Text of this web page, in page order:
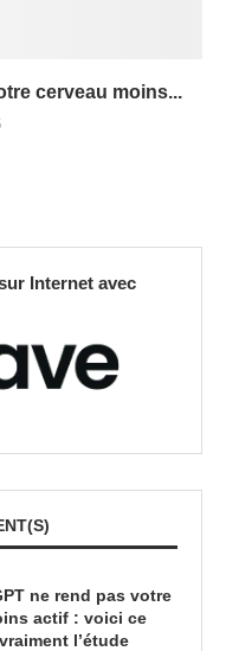
cerveau moins...
Internet avec
ne rend pas votre
actif : voici ce
l’étude